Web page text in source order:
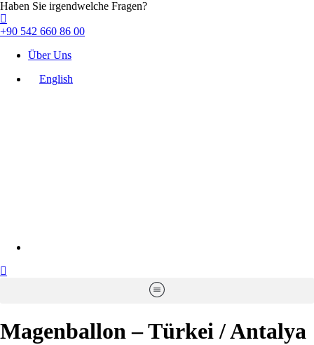
Haben Sie irgendwelche Fragen?
+90 542 660 86 00
Über Uns
English
Magenballon – Türkei / Antalya